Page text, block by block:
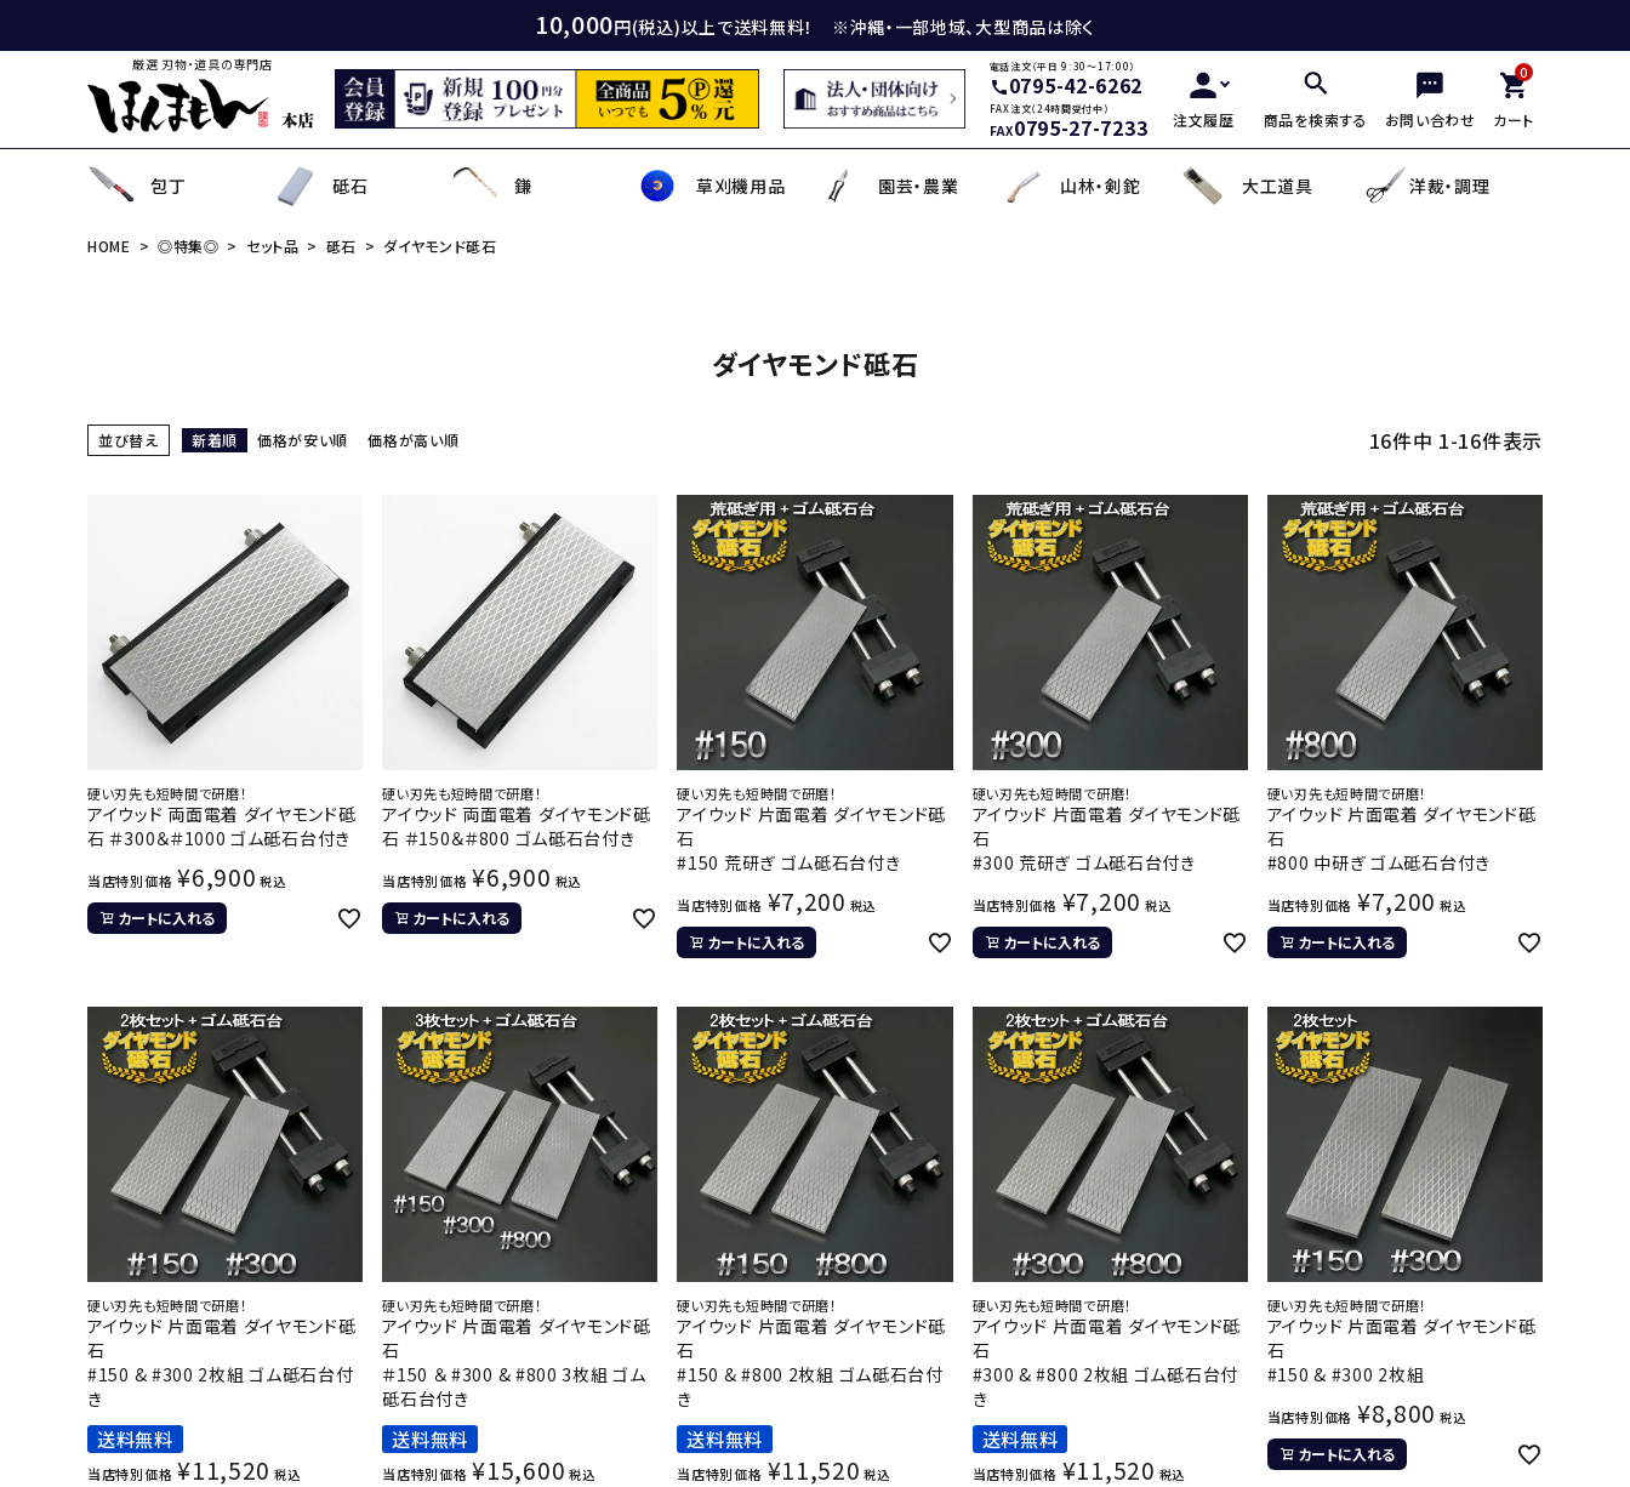
10,000円(税込)以上で送料無料！ ※沖縄・一部地域、大型商品は除く
厳選 刃物・道具の専門店 電話注文（平日 9:30～17:00）
call0795-42-6262
FAX注文（24時間受付中）
FAX0795-27-7233 注文履歴 商品を検索する お問い合わせ
0
カート
包丁
牛刀・筋引き・骨スキ
特殊包丁
砥石
刃物研磨機
シャープナー
鎌
木鎌
下刈鎌
草刈機用品
モア用刃
安全防具
園芸・農業
芝刈機・管理機・耕耘機爪
水田用除草用具
山林・剣鉈
木の皮剥き・角返し
セット品
大工道具
金切鋏
土木用品
洋裁・調理
ソムリエナイフ・カトラリー 盛箸・盛皿・盛台
おろし金・鰹節削り
HOME ◎特集◎ セット品 砥石 ダイヤモンド砥石
ダイヤモンド砥石
並び替え 新着順 価格が安い順 価格が高い順 16件中 1-16件表示
硬い刃先も短時間で研磨！
アイウッド 両面電着 ダイヤモンド砥
石 ＃300＆＃1000 ゴム砥石台付き
当店特別価格 ¥6,900 税込
カートに入れる
硬い刃先も短時間で研磨！
アイウッド 両面電着 ダイヤモンド砥
石 ＃150＆＃800 ゴム砥石台付き
当店特別価格 ¥6,900 税込
カートに入れる
硬い刃先も短時間で研磨！
アイウッド 片面電着 ダイヤモンド砥
石
#150 荒研ぎ ゴム砥石台付き
当店特別価格 ¥7,200 税込
カートに入れる
硬い刃先も短時間で研磨！
アイウッド 片面電着 ダイヤモンド砥
石
#300 荒研ぎ ゴム砥石台付き
当店特別価格 ¥7,200 税込
カートに入れる
硬い刃先も短時間で研磨！
アイウッド 片面電着 ダイヤモンド砥
石
#800 中研ぎ ゴム砥石台付き
当店特別価格 ¥7,200 税込
カートに入れる
硬い刃先も短時間で研磨！
アイウッド 片面電着 ダイヤモンド砥
石
#150 & #300 2枚組 ゴム砥石台付
き
送料無料
当店特別価格 ¥11,520 税込
硬い刃先も短時間で研磨！
アイウッド 片面電着 ダイヤモンド砥
石
＃150 ＆ #300 & #800 3枚組 ゴム
砥石台付き
送料無料
当店特別価格 ¥15,600 税込
硬い刃先も短時間で研磨！
アイウッド 片面電着 ダイヤモンド砥
石
#150 & #800 2枚組 ゴム砥石台付
き
送料無料
当店特別価格 ¥11,520 税込
硬い刃先も短時間で研磨！
アイウッド 片面電着 ダイヤモンド砥
石
#300 & #800 2枚組 ゴム砥石台付
き
送料無料
当店特別価格 ¥11,520 税込
硬い刃先も短時間で研磨！
アイウッド 片面電着 ダイヤモンド砥
石
#150 & #300 2枚組
当店特別価格 ¥8,800 税込
カートに入れる